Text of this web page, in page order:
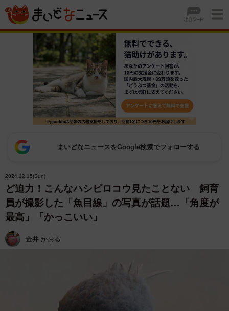
まいどなニュースをGoogle検索でフォローする
2024.12.15(Sun)
ど迫力！こんなハシビロコウ見たことない 飼育
員が撮影した「魚目線」の写真が話題…「角度が
最高」「かっこいい」
金井 かおる